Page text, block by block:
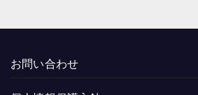
お問い合わせ